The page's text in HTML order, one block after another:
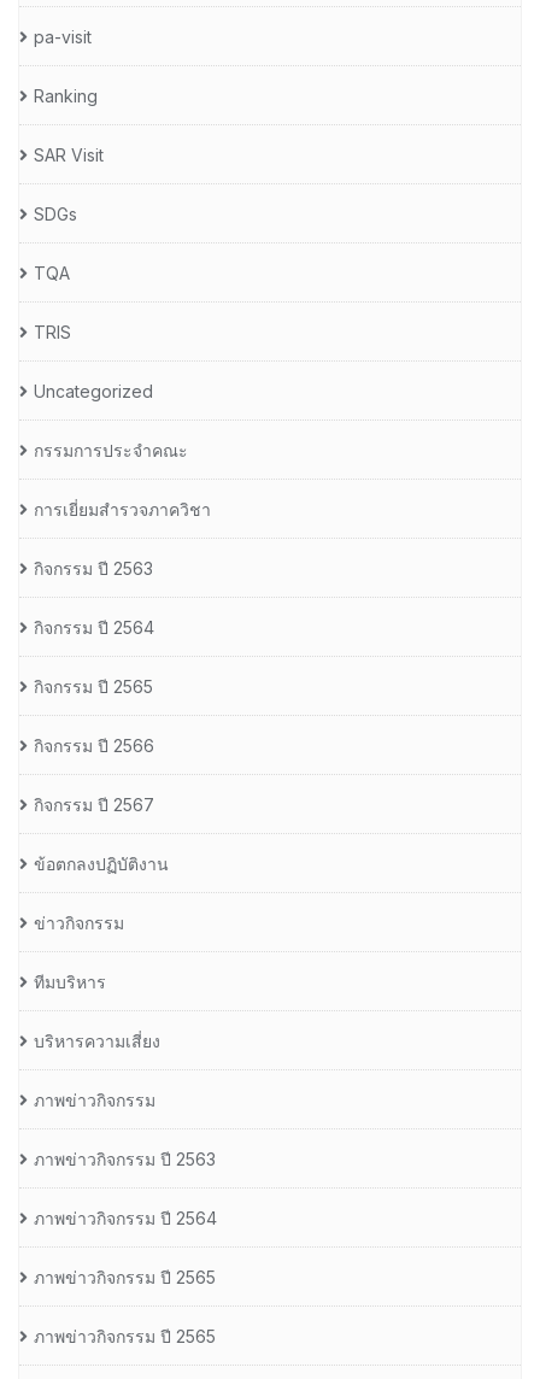
pa-visit
Ranking
SAR Visit
SDGs
TQA
TRIS
Uncategorized
กรรมการประจำคณะ
การเยี่ยมสำรวจภาควิชา
กิจกรรม ปี 2563
กิจกรรม ปี 2564
กิจกรรม ปี 2565
กิจกรรม ปี 2566
กิจกรรม ปี 2567
ข้อตกลงปฏิบัติงาน
ข่าวกิจกรรม
ทีมบริหาร
บริหารความเสี่ยง
ภาพข่าวกิจกรรม
ภาพข่าวกิจกรรม ปี 2563
ภาพข่าวกิจกรรม ปี 2564
ภาพข่าวกิจกรรม ปี 2565
ภาพข่าวกิจกรรม ปี 2565